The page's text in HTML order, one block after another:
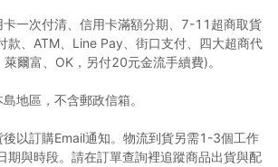
一次付清、信用卡滿額分期、7-11超商取貨
款、ATM、Line Pay、街口支付、四大超商代
爾富、OK，另付20元金流手續費)。
地區，不含郵政信箱。
以訂購Email通知。物流到貨另需1-3個工作
期與時段。請在訂單查詢裡追蹤商品出貨與配